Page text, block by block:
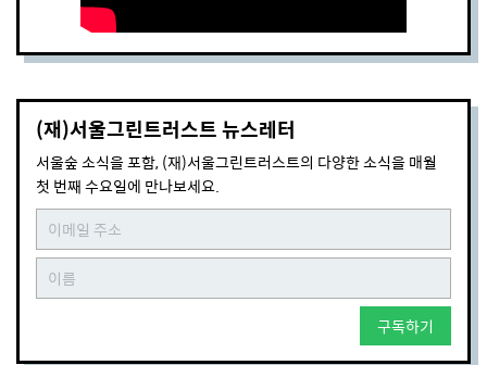
(재)서울그린트러스트 뉴스레터
서울숲 소식을 포함, (재)서울그린트러스트의 다양한 소식을 매월
첫 번째 수요일에 만나보세요.
구독하기